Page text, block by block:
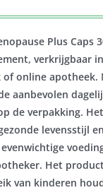
Plus Caps
verkrijgbaar
online apotheek.
aanbevolen
de verpakking. Het
levensstijl en
Het
van kinderen